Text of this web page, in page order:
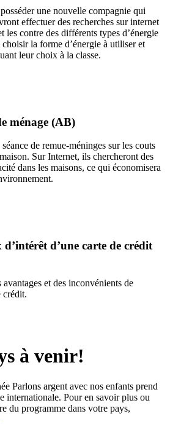
une nouvelle compagnie qui
effectuer des recherches sur internet
les contre des différents types d’énergie
la forme d’énergie à utiliser et
leur choix à la classe.
ménage (AB)
de remue-méninges sur les couts
Sur Internet, ils chercheront des
dans les maisons, ce qui économisera
d’une carte de crédit
et des inconvénients de
crédit.
à venir!
Parlons argent avec nos enfants prend
internationale. Pour en savoir plus ou
du programme dans votre pays,